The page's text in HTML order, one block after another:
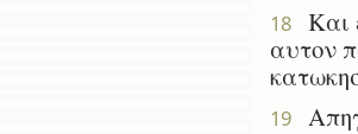
18
Και
αυτον
19